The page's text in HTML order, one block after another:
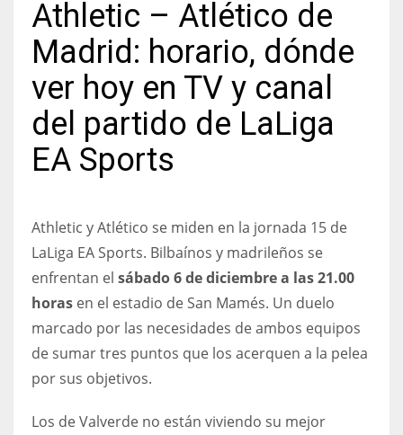
NYJ
ATL
24
6
Athletic – Atlético de
Madrid: horario, dónde
ver hoy en TV y canal
del partido de LaLiga
EA Sports
Athletic y Atlético se miden en la jornada 15 de
LaLiga EA Sports. Bilbaínos y madrileños se
enfrentan el sábado 6 de diciembre a las 21.00
horas en el estadio de San Mamés. Un duelo
marcado por las necesidades de ambos equipos
de sumar tres puntos que los acerquen a la pelea
por sus objetivos.
Los de Valverde no están viviendo su mejor